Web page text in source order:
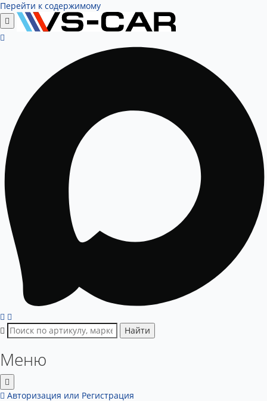
Перейти к содержимому
Найти
Меню
Авторизация или Регистрация